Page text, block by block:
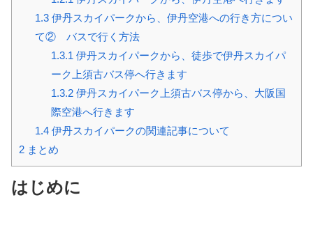
1.3伊丹スカイパークから、伊丹空港への行き方につい
て② バスで行く方法
1.3.1 伊丹スカイパークから、徒歩で伊丹スカイパ
ーク上須古バス停へ行きます
1.3.2伊丹スカイパーク上須古バス停から、大阪国
際空港へ行きます
1.4伊丹スカイパークの関連記事について
2 まとめ
はじめに